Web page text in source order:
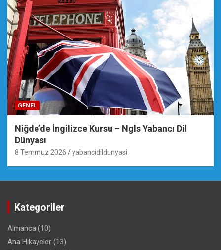
GENEL
Niğde’de İngilizce Kursu – Ngls Yabancı Dil
Dünyası
8 Temmuz 2026 yabancidildunyasi
Kategoriler
Almanca (10)
Ana Hikayeler (13)